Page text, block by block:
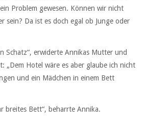
Problem gewesen. Können wir nicht
sein? Da ist es doch egal ob Junge oder
Schatz“, erwiderte Annikas Mutter und
„Dem Hotel wäre es aber glaube ich nicht
und ein Mädchen in einem Bett
breites Bett“, beharrte Annika.